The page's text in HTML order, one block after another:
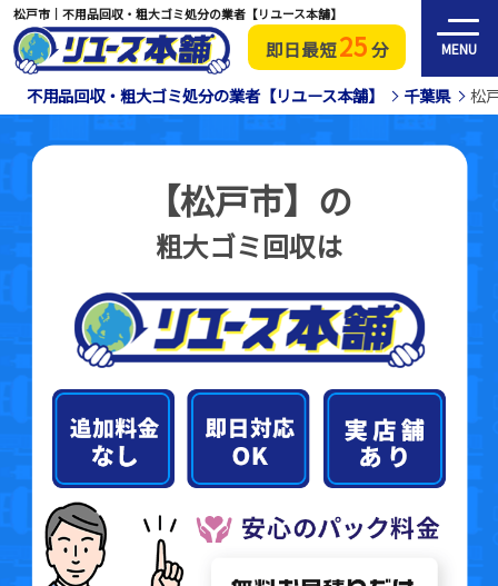
即日最短25分 MENU
松戸市｜不用品回収・粗大ゴミ処分の業者【リユース本舗】
不用品回収・粗大ゴミ処分の業者【リユース本舗】 千葉県 松
【松戸市】の
粗大ゴミ回収は